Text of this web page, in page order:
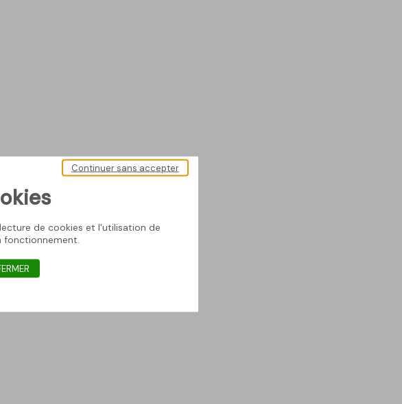
de cookies et l'utilisation de
fonctionnement.
Continuer sans accepter